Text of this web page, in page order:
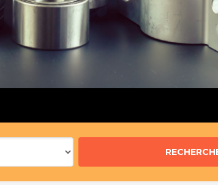
Silencieux central
Butée élastique de silencieux
Raccord de tuyau d’échappement